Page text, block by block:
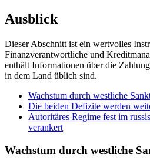
Ausblick
Dieser Abschnitt ist ein wertvolles
Finanzverantwortliche und
enthält Informationen über die
in dem Land üblich sind.
Wachstum durch westliche
Die beiden Defizite werden
Autoritäres Regime fest im
verankert
Wachstum durch westliche